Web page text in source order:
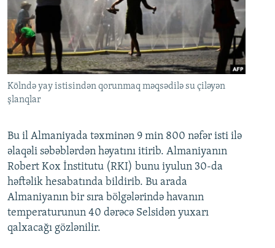
Kölndə yay istisindən qorunmaq məqsədilə su çiləyən
şlanqlar
Bu il Almaniyada təxminən 9 min 800 nəfər isti ilə
əlaqəli səbəblərdən həyatını itirib. Almaniyanın
Robert Kox İnstitutu (RKI) bunu iyulun 30-da
həftəlik hesabatında bildirib. Bu arada
Almaniyanın bir sıra bölgələrində havanın
temperaturunun 40 dərəcə Selsidən yuxarı
qalxacağı gözlənilir.